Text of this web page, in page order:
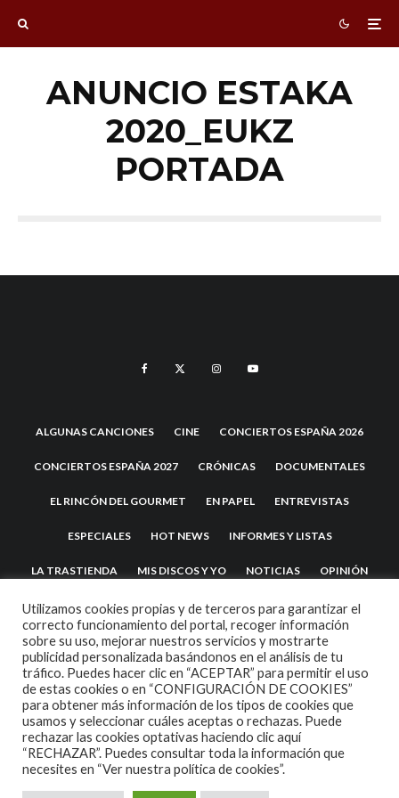
ANUNCIO ESTAKA
2020_EUKZ
PORTADA
ALGUNAS CANCIONES CINE CONCIERTOS ESPAÑA 2026
CONCIERTOS ESPAÑA 2027 CRÓNICAS DOCUMENTALES
EL RINCÓN DEL GOURMET EN PAPEL ENTREVISTAS
ESPECIALES HOT NEWS INFORMES Y LISTAS
LA TRASTIENDA MIS DISCOS Y YO NOTICIAS OPINIÓN
REVIEWS TEATRO TU DISCO ME SUENA
2007 COPYRIGHT -CODETIPITHEME
Utilizamos cookies propias y de terceros para garantizar el
correcto funcionamiento del portal, recoger información
sobre su uso, mejorar nuestros servicios y mostrarte
publicidad personalizada basándonos en el análisis de tu
tráfico. Puedes hacer clic en “ACEPTAR” para permitir el uso
de estas cookies o en “CONFIGURACIÓN DE COOKIES”
para obtener más información de los tipos de cookies que
usamos y seleccionar cuáles aceptas o rechazas. Puede
rechazar las cookies optativas haciendo clic aquí
“RECHAZAR”. Puedes consultar toda la información que
necesites en “Ver nuestra política de cookies”.